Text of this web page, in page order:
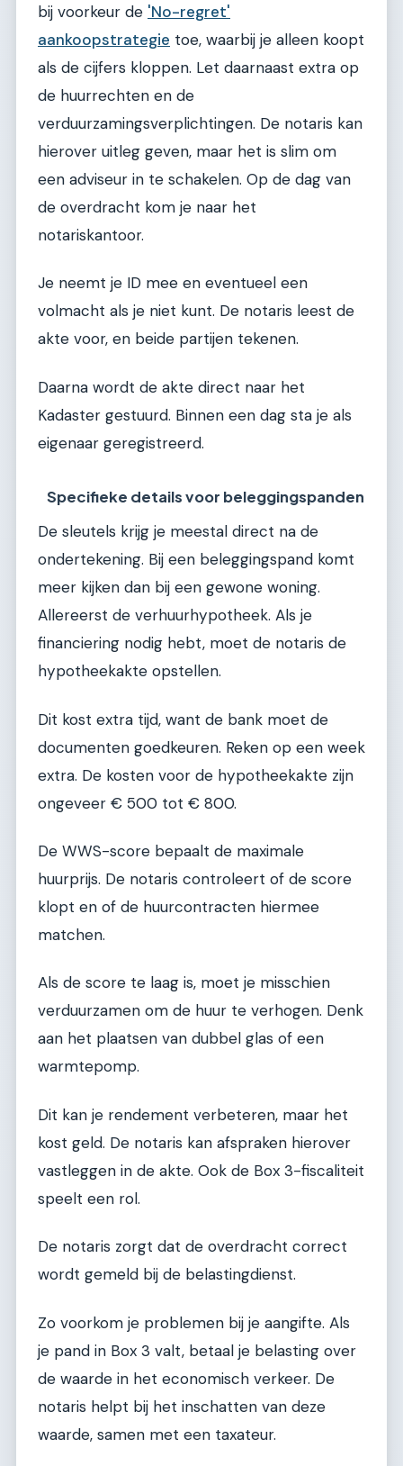
bij voorkeur de 'No-regret'
aankoopstrategie toe, waarbij je alleen koopt
als de cijfers kloppen. Let daarnaast extra op
de huurrechten en de
verduurzamingsverplichtingen. De notaris kan
hierover uitleg geven, maar het is slim om
een adviseur in te schakelen. Op de dag van
de overdracht kom je naar het
notariskantoor.
Je neemt je ID mee en eventueel een
volmacht als je niet kunt. De notaris leest de
akte voor, en beide partijen tekenen.
Daarna wordt de akte direct naar het
Kadaster gestuurd. Binnen een dag sta je als
eigenaar geregistreerd.
Specifieke details voor beleggingspanden
De sleutels krijg je meestal direct na de
ondertekening. Bij een beleggingspand komt
meer kijken dan bij een gewone woning.
Allereerst de verhuurhypotheek. Als je
financiering nodig hebt, moet de notaris de
hypotheekakte opstellen.
Dit kost extra tijd, want de bank moet de
documenten goedkeuren. Reken op een week
extra. De kosten voor de hypotheekakte zijn
ongeveer € 500 tot € 800.
De WWS-score bepaalt de maximale
huurprijs. De notaris controleert of de score
klopt en of de huurcontracten hiermee
matchen.
Als de score te laag is, moet je misschien
verduurzamen om de huur te verhogen. Denk
aan het plaatsen van dubbel glas of een
warmtepomp.
Dit kan je rendement verbeteren, maar het
kost geld. De notaris kan afspraken hierover
vastleggen in de akte. Ook de Box 3-fiscaliteit
speelt een rol.
De notaris zorgt dat de overdracht correct
wordt gemeld bij de belastingdienst.
Zo voorkom je problemen bij je aangifte. Als
je pand in Box 3 valt, betaal je belasting over
de waarde in het economisch verkeer. De
notaris helpt bij het inschatten van deze
waarde, samen met een taxateur.